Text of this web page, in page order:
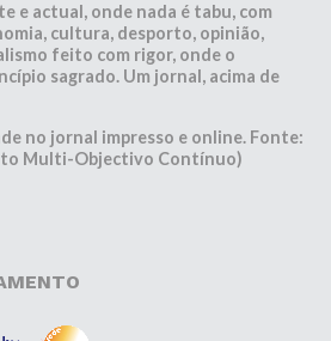
e actual, onde nada é tabu, com
cultura, desporto, opinião,
feito com rigor, onde o
sagrado. Um jornal, acima de
no jornal impresso e online. Fonte:
Multi-Objectivo Contínuo)